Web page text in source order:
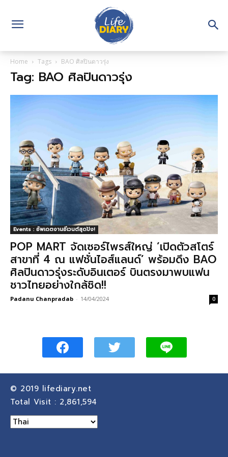
Home Tags BAO ศิลปินดาวรุ่ง
Tag: BAO ศิลปินดาวรุ่ง
Events : อัพเดตงานอีเวนต์สุดปัง!
POP MART จัดเซอร์ไพรส์ใหญ่ ’เปิดตัวสโตร์
สาขาที่ 4 ณ แฟชั่นไอส์แลนด์’ พร้อมดึง BAO
ศิลปินดาวรุ่งระดับอินเตอร์ บินตรงมาพบแฟน
ชาวไทยอย่างใกล้ชิด!!
Padanu Chanpradab - 14/04/2024 0
© 2019 lifediary.net
Total Visit : 2,861,594